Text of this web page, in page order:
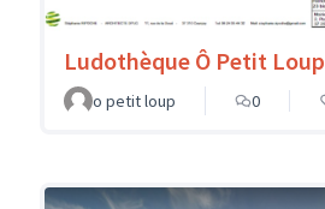
Ludothèque Ô Petit Loup
o petit loup
0